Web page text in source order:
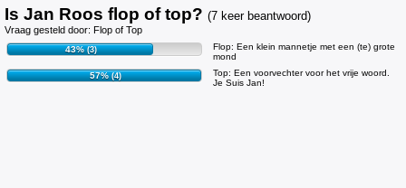
Is Jan Roos flop of top? (7 keer beantwoord)
Vraag gesteld door: Flop of Top
43%(3)
Flop: Een klein mannetje met een (te) grote
mond
57%(4)
Top: Een voorvechter voor het vrije woord.
Je Suis Jan!